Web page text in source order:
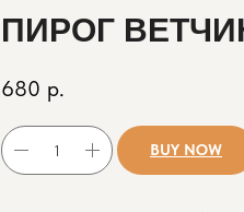
ПИРОГ
680 р.
BUY NOW